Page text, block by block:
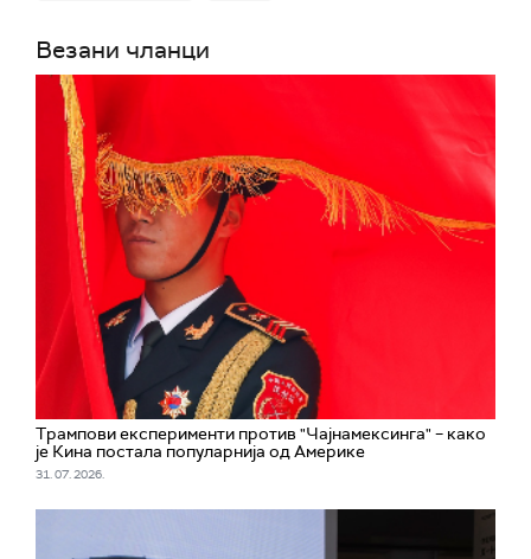
Везани чланци
Трампови експерименти против "Чајнамексинга" – како
је Кина постала популарнија од Америке
31. 07. 2026.